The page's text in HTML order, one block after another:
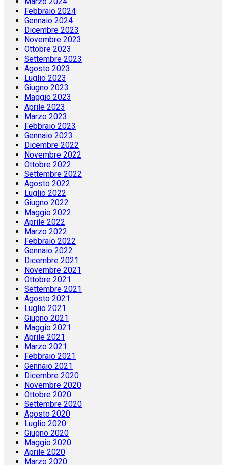
Febbraio 2024
Gennaio 2024
Dicembre 2023
Novembre 2023
Ottobre 2023
Settembre 2023
Agosto 2023
Luglio 2023
Giugno 2023
Maggio 2023
Aprile 2023
Marzo 2023
Febbraio 2023
Gennaio 2023
Dicembre 2022
Novembre 2022
Ottobre 2022
Settembre 2022
Agosto 2022
Luglio 2022
Giugno 2022
Maggio 2022
Aprile 2022
Marzo 2022
Febbraio 2022
Gennaio 2022
Dicembre 2021
Novembre 2021
Ottobre 2021
Settembre 2021
Agosto 2021
Luglio 2021
Giugno 2021
Maggio 2021
Aprile 2021
Marzo 2021
Febbraio 2021
Gennaio 2021
Dicembre 2020
Novembre 2020
Ottobre 2020
Settembre 2020
Agosto 2020
Luglio 2020
Giugno 2020
Maggio 2020
Aprile 2020
Marzo 2020